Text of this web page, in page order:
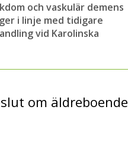
och vaskulär demens
i linje med tidigare
vid Karolinska
om äldreboende